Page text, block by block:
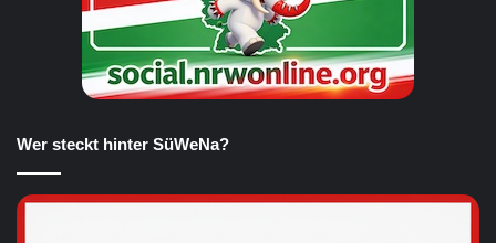
Wer steckt hinter SüWeNa?